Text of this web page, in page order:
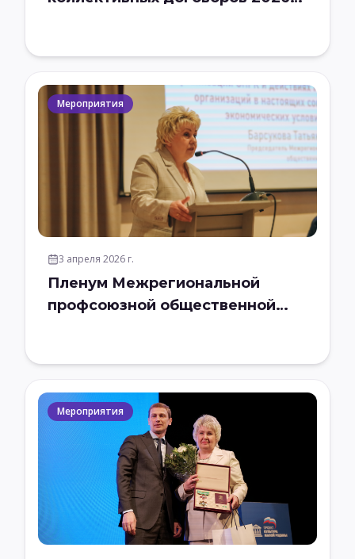
Мероприятия
3 апреля 2026 г.
Пленум Межрегиональной
профсоюзной общественной
Мероприятия